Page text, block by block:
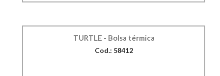
TURTLE - Bolsa térmica
Cod.: 58412